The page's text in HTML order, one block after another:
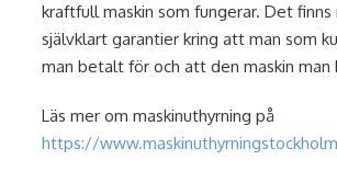
kraftfull maskin som fungerar. Det finns
självklart garantier kring att man som
man betalt för och att den maskin man
Läs mer om maskinuthyrning på
https://